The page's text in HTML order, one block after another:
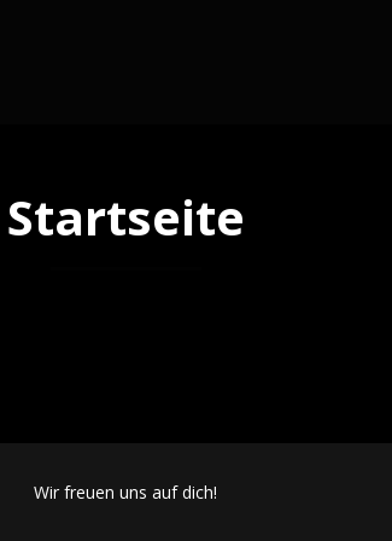
Startseite
Wir freuen uns auf dich!